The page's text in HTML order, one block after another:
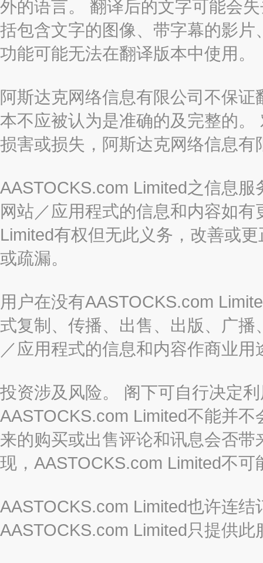
外的语言。 翻译后的文字可能会
括包含文字的图像、带字幕的影
功能可能无法在翻译版本中使用。
阿斯达克网络信息有限公司不保
本不应被认为是准确的及完整的
损害或损失，阿斯达克网络信息
AASTOCKS.com Limited之信息
网站／应用程式的信息和内容如
Limited有权但无此义务，改善或
或疏漏。
用户在没有AASTOCKS.com
式复制、传播、出售、出版、广
／应用程式的信息和内容作商业用
投资涉及风险。 阁下可自行决定
AASTOCKS.com Limited不能并
来的购买或出售评论和讯息会否
现，AASTOCKS.com Limited不
AASTOCKS.com Limited也许连
AASTOCKS.com Limited只提供